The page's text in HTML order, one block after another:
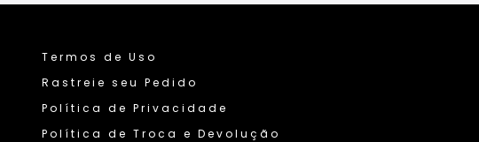
Termos de Uso
Rastreie seu Pedido
Política de Privacidade
Política de Troca e Devolução